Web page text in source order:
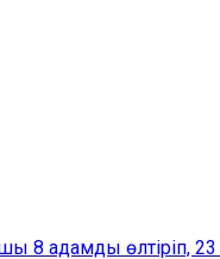
8 адамды өлтіріп,